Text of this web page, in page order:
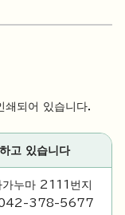
쇄되어 있습니다.
고 있습니다
누마 2111번지
042-378-5677